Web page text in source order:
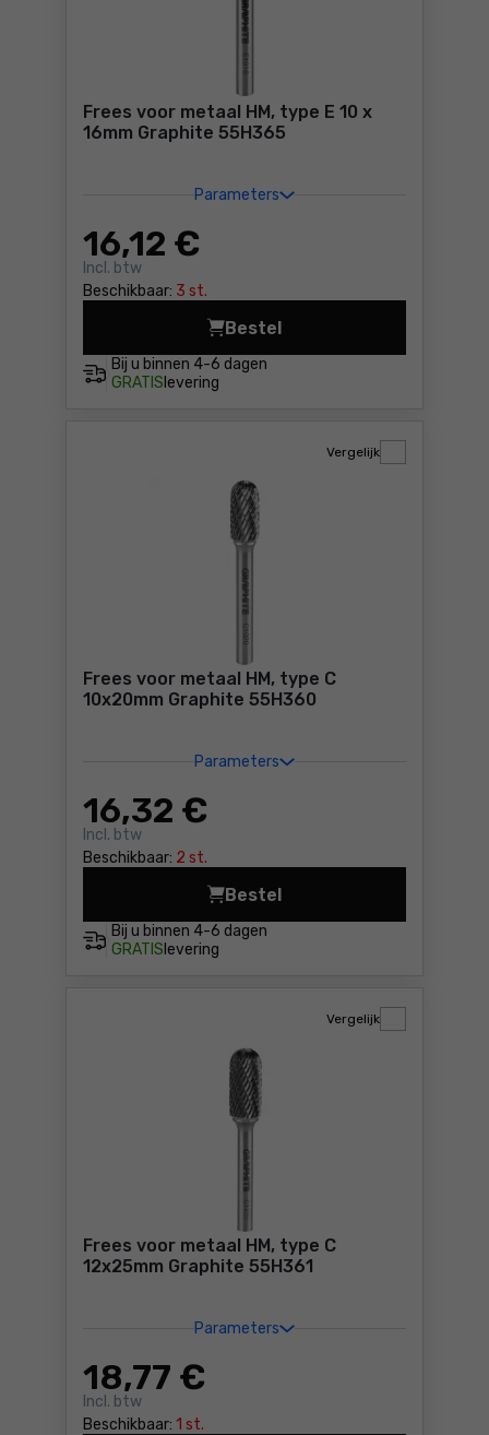
Frees voor metaal HM, type E 10 x
16mm Graphite 55H365
Parameters
16,12 €
Incl. btw
Beschikbaar: 3 st.
Bij u binnen 4-6 dagen
GRATIS levering
Bestel
Frees voor metaal HM, type
Frees voor metaal HM, type C
10x20mm Graphite 55H360
Parameters
16,32 €
Incl. btw
Beschikbaar: 2 st.
Vergelijk
Bij u binnen 4-6 dagen
GRATIS levering
Bestel
Frees voor metaal HM,
Frees voor metaal HM, type C
12x25mm Graphite 55H361
Parameters
18,77 €
Incl. btw
Beschikbaar: 1 st.
Vergelijk